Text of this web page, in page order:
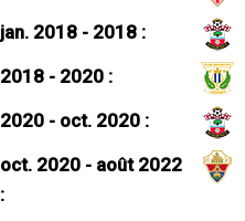
jan. 2018 - 2018 :
2018 - 2020 :
2020 - oct. 2020 :
oct. 2020 - août 2022
: